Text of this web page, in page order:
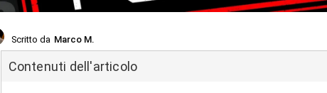
Scritto da Marco M.
Contenuti dell'articolo